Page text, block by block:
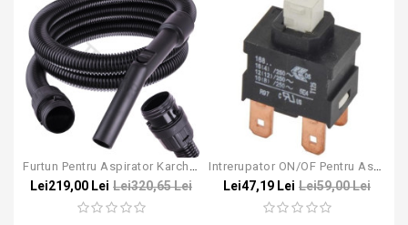
Furtun Pentru Aspirator Karcher NT 22/1 30/1 40/1 50/1 65/2 75/2
Lei219,00 Lei Lei320,65 Lei
Intrerupator ON/OF Pentru Aspiratoarele Karcher NT / Puzzi
Lei47,19 Lei Lei59,00 Lei